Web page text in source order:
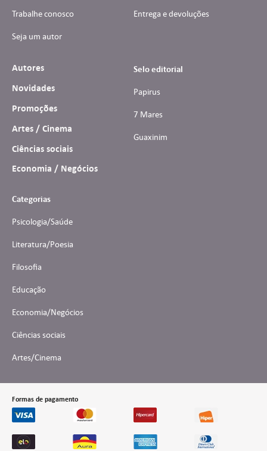
Trabalhe conosco
Seja um autor
Entrega e devoluções
Autores
Novidades
Promoções
Artes / Cinema
Ciências sociais
Economia / Negócios
Selo editorial
Papirus
7 Mares
Guaxinim
Categorias
Psicologia/Saúde
Literatura/Poesia
Filosofia
Educação
Economia/Negócios
Ciências sociais
Artes/Cinema
Formas de pagamento